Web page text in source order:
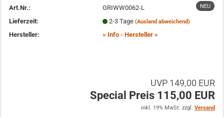
NEU
Art.Nr.:
GRIWW0062-L
Lieferzeit:
2-3 Tage (Ausland abweichend)
Hersteller: » Info - Hersteller «
UVP 149,00 EUR
Special Preis 115,00 EUR
inkl. 19% MwSt. zzgl. Versand